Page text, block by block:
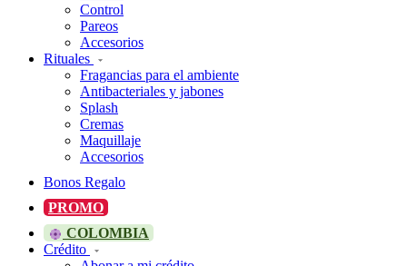
Control
Pareos
Accesorios
Rituales
Fragancias para el ambiente
Antibacteriales y jabones
Splash
Cremas
Maquillaje
Accesorios
Bonos Regalo
PROMO
COLOMBIA
Crédito